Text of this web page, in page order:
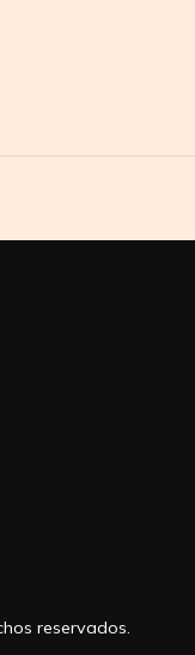
reservados.